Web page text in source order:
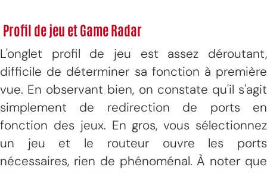
Profil de jeu et Game Radar
L'onglet profil de jeu est assez déroutant,
difficile de déterminer sa fonction à première
vue. En observant bien, on constate qu'il s'agit
simplement de redirection de ports en
fonction des jeux. En gros, vous sélectionnez
un jeu et le routeur ouvre les ports
nécessaires, rien de phénoménal. À noter que